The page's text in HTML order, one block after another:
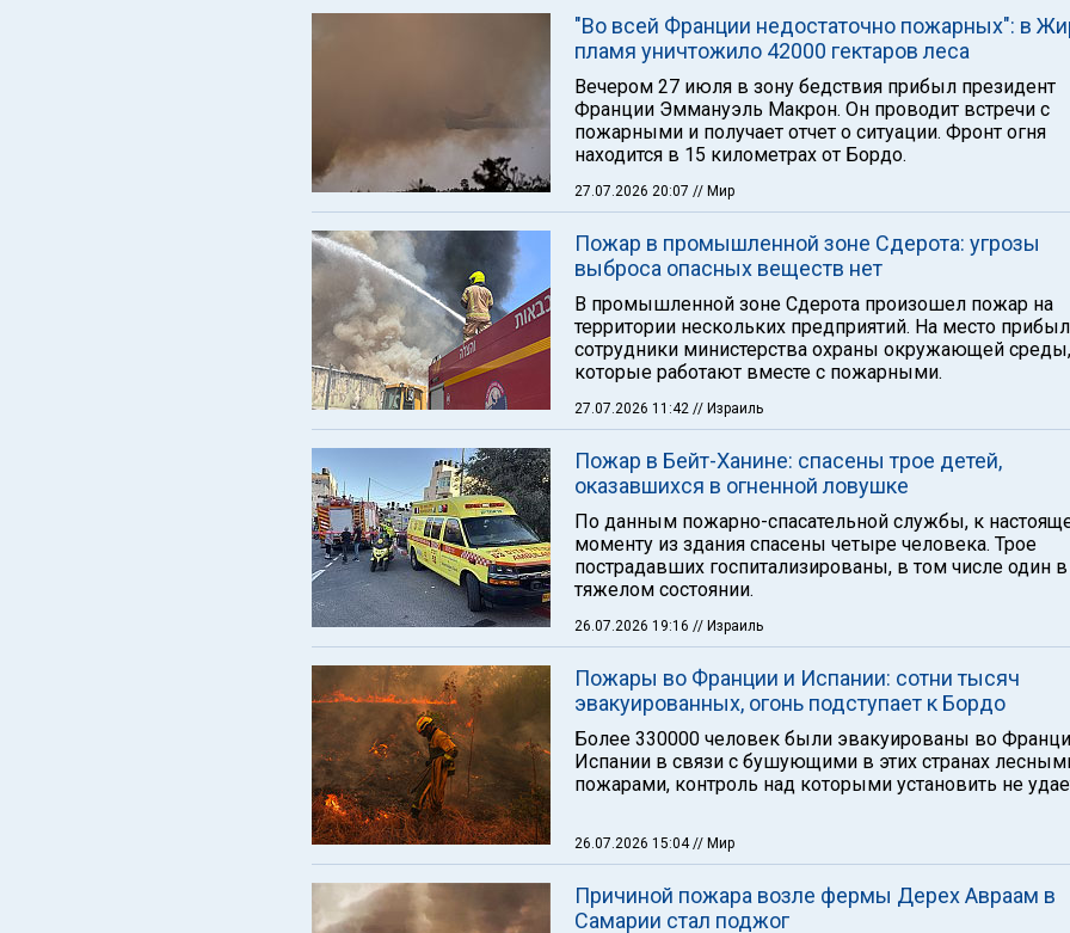
"Во всей Франции недостаточно пожарных": в
пламя уничтожило 42000 гектаров леса
Вечером 27 июля в зону бедствия прибыл президент
Франции Эммануэль Макрон. Он проводит встречи с
пожарными и получает отчет о ситуации. Фронт огня
находится в 15 километрах от Бордо.
27.07.2026 20:07 // Мир
Пожар в промышленной зоне Сдерота: угрозы
выброса опасных веществ нет
В промышленной зоне Сдерота произошел пожар на
территории нескольких предприятий. На место
сотрудники министерства охраны окружающей среды,
которые работают вместе с пожарными.
27.07.2026 11:42 // Израиль
Пожар в Бейт-Ханине: спасены трое детей,
оказавшихся в огненной ловушке
По данным пожарно-спасательной службы, к
моменту из здания спасены четыре человека. Трое
пострадавших госпитализированы, в том числе один в
тяжелом состоянии.
26.07.2026 19:16 // Израиль
Пожары во Франции и Испании: сотни тысяч
эвакуированных, огонь подступает к Бордо
Более 330000 человек были эвакуированы во
Испании в связи с бушующими в этих странах
пожарами, контроль над которыми установить не
26.07.2026 15:04// Мир
Причиной пожара возле фермы Дерех Авраам в
Самарии стал поджог